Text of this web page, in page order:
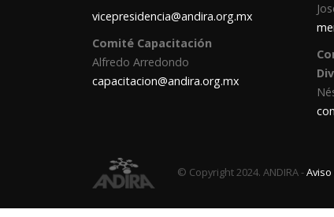
vicepresidencia@andira.org.mx
Comité Capacitación
Alfredo Arredondo
capacitacion@andira.org.mx
© Copyright 2024. ANDIRA -